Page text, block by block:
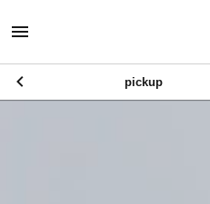
pickup